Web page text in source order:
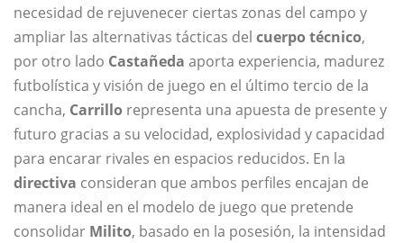
necesidad de rejuvenecer ciertas zonas del campo y
ampliar las alternativas tácticas del cuerpo técnico,
por otro lado Castañeda aporta experiencia, madurez
futbolística y visión de juego en el último tercio de la
cancha, Carrillo representa una apuesta de presente y
futuro gracias a su velocidad, explosividad y capacidad
para encarar rivales en espacios reducidos. En la
directiva consideran que ambos perfiles encajan de
manera ideal en el modelo de juego que pretende
consolidar Milito, basado en la posesión, la intensidad